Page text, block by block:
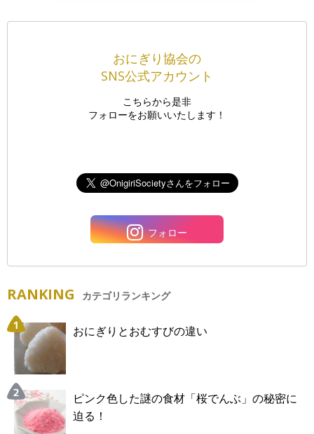
おにぎり協会の
SNS公式アカウント
こちらから是非
フォローをお願いいたします！
フォロー
RANKING カテゴリランキング
おにぎりとおむすびの違い
ピンク色した謎の食材「桜でんぶ」の秘密に
迫る！